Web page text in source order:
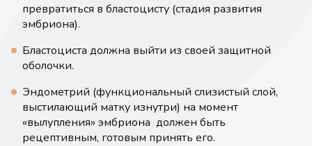
превратиться в бластоцисту (стадия развития
эмбриона).
Бластоциста должна выйти из своей защитной
оболочки.
Эндометрий (функциональный слизистый слой,
выстилающий матку изнутри) на момент
«вылупления» эмбриона должен быть
рецептивным, готовым принять его.